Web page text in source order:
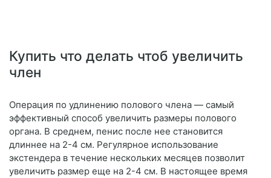
Купить что делать чтоб увеличить
член
Операция по удлинению полового члена — самый
эффективный способ увеличить размеры полового
органа. В среднем, пенис после нее становится
длиннее на 2-4 см. Регулярное использование
экстендера в течение нескольких месяцев позволит
увеличить размер еще на 2-4 см. В настоящее время